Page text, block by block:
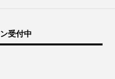
受付中